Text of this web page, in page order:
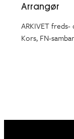
Arrangør
ARKIVET
Kors, FN-